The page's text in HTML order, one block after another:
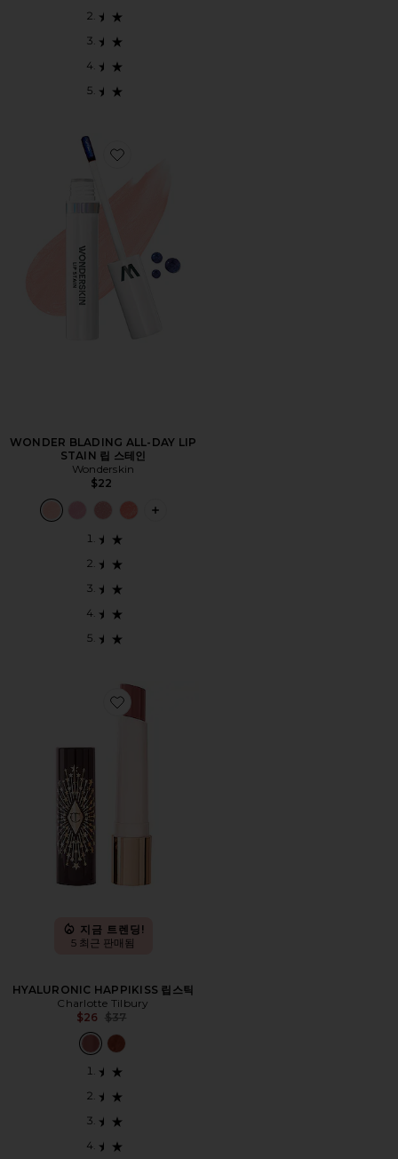
Favorite WONDER BLADING ALL-DAY LIP STAIN 립
WONDER BLADING ALL-DAY LIP
STAIN 립 스테인
Wonderskin
$22
PLUS ICON TO SEE MORE OPTIONS
Favorite HYALURONIC HAPPIKISS 립스틱
지금 트렌딩!
5 최근 판매됨
HYALURONIC HAPPIKISS 립스틱
Charlotte Tilbury
$26 Previous price:
$37